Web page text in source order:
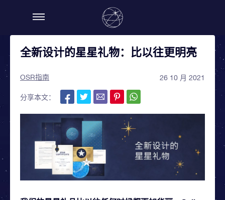
全新设计的星星礼物：比以往更明亮
OSR指南 26 10 月 2021
分享本文：